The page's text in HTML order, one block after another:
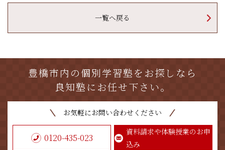
一覧へ戻る
豊橋市内の個別学習塾をお探しなら
良知塾にお任せ下さい。
お気軽にお問い合わせください
0120-435-023
資料請求や体験授業のお申
込み